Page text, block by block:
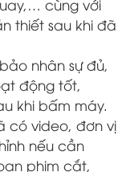
cùng với
thiết sau khi đã
nhân sự đủ,
động tốt,
khi bấm máy.
có video, đơn vị
nếu cần
phim cắt,